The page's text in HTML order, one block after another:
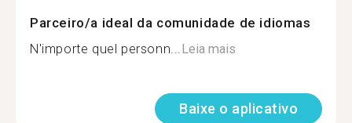
Parceiro/a ideal da comunidade de idiomas
N'importe quel personn...Leia mais
Baixe o aplicativo